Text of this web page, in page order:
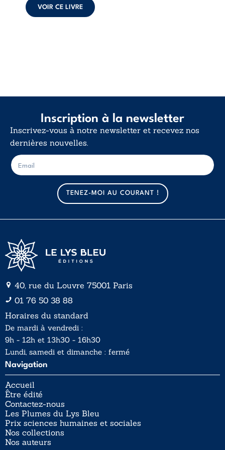
déclaration
d’existence pour ...
VOIR CE LIVRE
Inscription à la newsletter
Inscrivez-vous à notre newsletter et recevez nos
dernières nouvelles.
m
a
i
l
E
-
m
TENEZ-MOI AU COURANT !
40, rue du Louvre 75001 Paris
01 76 50 38 88
Horaires du standard
De mardi à vendredi :
9h - 12h et 13h30 - 16h30
Lundi, samedi et dimanche : fermé
Navigation
Accueil
Être édité
Contactez-nous
Les Plumes du Lys Bleu
Prix sciences humaines et sociales
Nos collections
Nos auteurs